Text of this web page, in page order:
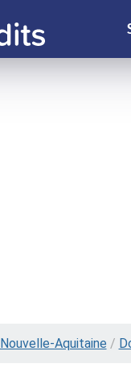
Nouvelle-Aquitaine /